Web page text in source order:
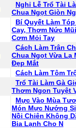
Nghỉ Lễ Trổ Tài
Chua Ngọt Giòn
Bí Quyết Làm
Cay, Thơm Nức
Cơm Mỏi Tay
Cách Làm Trân
Chua Ngọt Vừa Lạ
Đẹp Mắt
Cách Làm Tôm
Trổ Tài Làm Gà
Thơm Ngon Tuyệt
Mực Vào Mùa
Món Mực Nướng
Nồi Chiên Không
Bia Lạnh Cho N